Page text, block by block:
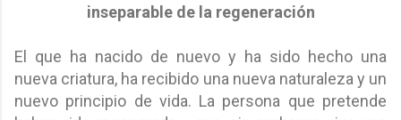
inseparable de la regeneración
El que ha nacido de nuevo y ha sido hecho una
nueva criatura, ha recibido una nueva naturaleza y un
nuevo principio de vida. La persona que pretende